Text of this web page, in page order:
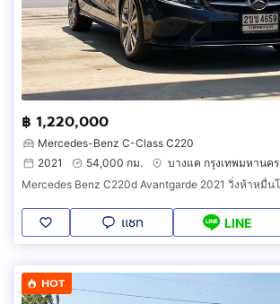
฿ 1,220,000
Mercedes-Benz C-Class C220
2021
54,000 กม.
บางแค กรุงเทพมหานคร
แชท LINE
HOT